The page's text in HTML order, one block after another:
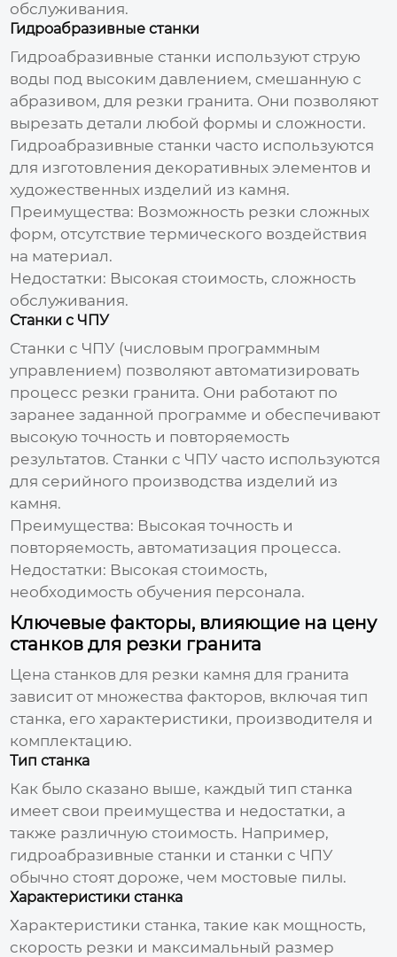
обслуживания.
Гидроабразивные станки
Гидроабразивные станки используют струю
воды под высоким давлением, смешанную с
абразивом, для резки гранита. Они позволяют
вырезать детали любой формы и сложности.
Гидроабразивные станки часто используются
для изготовления декоративных элементов и
художественных изделий из камня.
Преимущества: Возможность резки сложных
форм, отсутствие термического воздействия
на материал.
Недостатки: Высокая стоимость, сложность
обслуживания.
Станки с ЧПУ
Станки с ЧПУ (числовым программным
управлением) позволяют автоматизировать
процесс резки гранита. Они работают по
заранее заданной программе и обеспечивают
высокую точность и повторяемость
результатов. Станки с ЧПУ часто используются
для серийного производства изделий из
камня.
Преимущества: Высокая точность и
повторяемость, автоматизация процесса.
Недостатки: Высокая стоимость,
необходимость обучения персонала.
Ключевые факторы, влияющие на цену
станков для резки гранита
Цена станков для резки камня для гранита
зависит от множества факторов, включая тип
станка, его характеристики, производителя и
комплектацию.
Тип станка
Как было сказано выше, каждый тип станка
имеет свои преимущества и недостатки, а
также различную стоимость. Например,
гидроабразивные станки и станки с ЧПУ
обычно стоят дороже, чем мостовые пилы.
Характеристики станка
Характеристики станка, такие как мощность,
скорость резки и максимальный размер